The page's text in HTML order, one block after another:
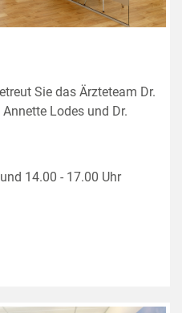
Sie das Ärzteteam Dr.
Lodes und Dr.
14.00 - 17.00 Uhr